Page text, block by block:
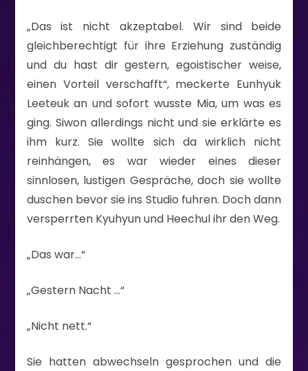
„Das ist nicht akzeptabel. Wir sind beide
gleichberechtigt für ihre Erziehung zuständig
und du hast dir gestern, egoistischer weise,
einen Vorteil verschafft“, meckerte Eunhyuk
Leeteuk an und sofort wusste Mia, um was es
ging. Siwon allerdings nicht und sie erklärte es
ihm kurz. Sie wollte sich da wirklich nicht
reinhängen, es war wieder eines dieser
sinnlosen, lustigen Gespräche, doch sie wollte
duschen bevor sie ins Studio fuhren. Doch dann
versperrten Kyuhyun und Heechul ihr den Weg.
„Das war…“
„Gestern Nacht …“
„Nicht nett.“
Sie hatten abwechseln gesprochen und die